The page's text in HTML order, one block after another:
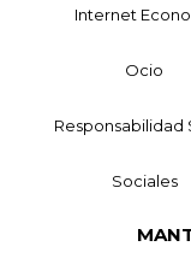
Internet
Ocio
Responsabilidad
Sociales